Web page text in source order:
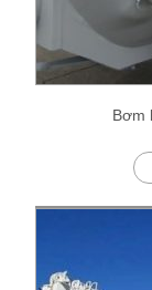
Bơm